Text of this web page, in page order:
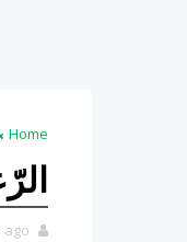
Home
ago